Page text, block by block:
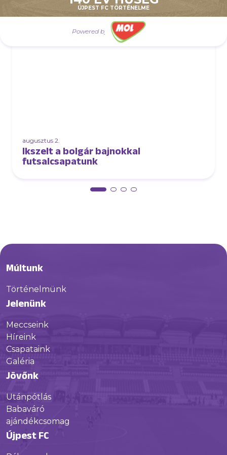
ÚJPEST FC TÖRTÉNELME
Powered by
AJÁNLÓ
augusztus 2.
Ikszelt a bolgár bajnokkal
futsalcsapatunk
Múltunk
Történelmünk
Jelenünk
Meccseink
Híreink
Csapataink
Galéria
Jövőnk
Utánpótlás
Babaváró
ajándékcsomag
Újpest FC